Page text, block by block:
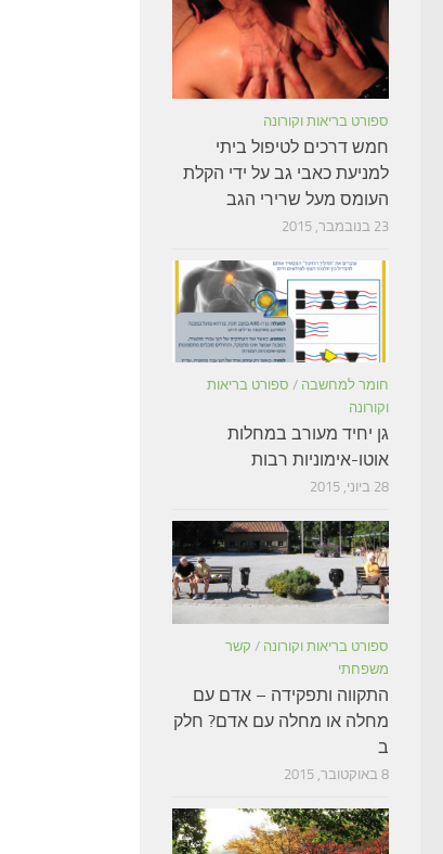
ספורט בריאות וקורונה
חמש דרכים לטיפול ביתי
למניעת כאבי גב על ידי הקלת
העומס מעל שרירי הגב
23 בנובמבר, 2015
חומר למחשבה / ספורט בריאות
וקורונה
גן יחיד מעורב במחלות
אוטו-אימוניות רבות
28 ביוני, 2015
ספורט בריאות וקורונה / קשר
משפחתי
התקווה ותפקידה – אדם עם
מחלה או מחלה עם אדם? חלק
ב
8 באוקטובר, 2015